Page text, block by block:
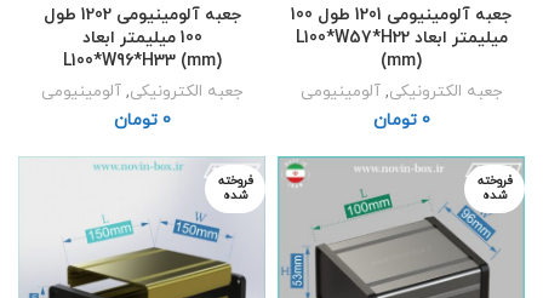
جعبه آلومینیومی 1201 طول 100
میلیمتر ابعاد L100*W57*H22
(mm)
جعبه الکترونیکی, آلومینیومی
تومان
جعبه آلومینیومی 1202 طول
100 میلیمتر ابعاد
L100*W96*H33 (mm)
جعبه الکترونیکی, آلومینیومی
تومان
فروخته
شده
فروخته
شده